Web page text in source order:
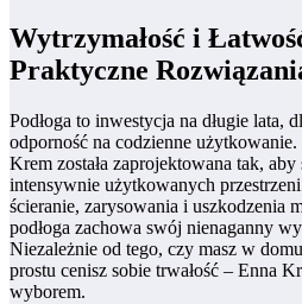
Wytrzymałość i
Praktyczne
Podłoga to inwestycja na długie lata,
odporność na codzienne użytkowanie.
Krem została zaprojektowana tak,
intensywnie użytkowanych
ścieranie, zarysowania i uszkodzenia
podłoga zachowa swój nienaganny
Niezależnie od tego, czy masz w
prostu cenisz sobie trwałość – Enna
wyborem.